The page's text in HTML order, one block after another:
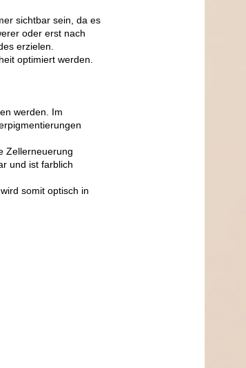
sichtbar sein, da es
oder erst nach
erzielen.
optimiert werden.
werden. Im
Zellerneuerung
und ist farblich
somit optisch in